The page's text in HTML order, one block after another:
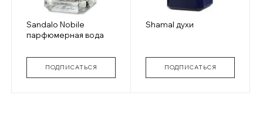
Sandalo Nobile
парфюмерная вода
ПОДПИСАТЬСЯ
Shamal духи
ПОДПИСАТЬСЯ